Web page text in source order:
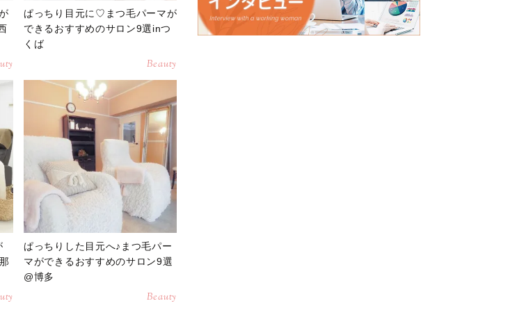
ぱっちり目元に♡まつ毛パーマが
できるおすすめのサロン9選inつ
くば
Beauty
ぱっちりした目元へ♪まつ毛パー
マができるおすすめのサロン9選
@博多
Beauty